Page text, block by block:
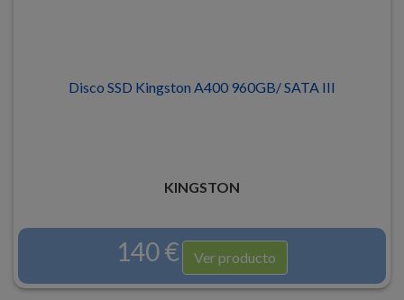
Disco SSD Kingston A400 960GB/ SATA III
KINGSTON
140 € Ver producto